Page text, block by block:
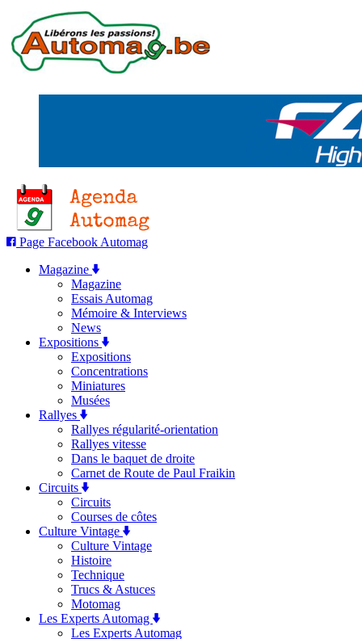
Page Facebook Automag
Magazine
Magazine
Essais Automag
Mémoire & Interviews
News
Expositions
Expositions
Concentrations
Miniatures
Musées
Rallyes
Rallyes régularité-orientation
Rallyes vitesse
Dans le baquet de droite
Carnet de Route de Paul Fraikin
Circuits
Circuits
Courses de côtes
Culture Vintage
Culture Vintage
Histoire
Technique
Trucs & Astuces
Motomag
Les Experts Automag
Les Experts Automag